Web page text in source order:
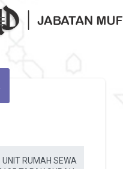
navigation